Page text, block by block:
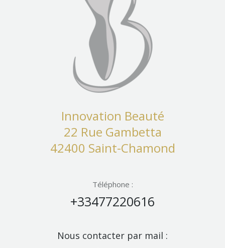
Innovation Beauté
22 Rue Gambetta
42400 Saint-Chamond
Téléphone :
+33477220616
Nous contacter par mail :